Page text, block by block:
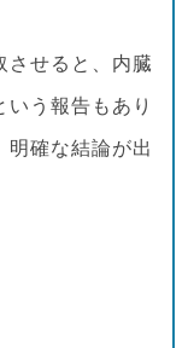
させると、内臓
う報告もあり
明確な結論が出